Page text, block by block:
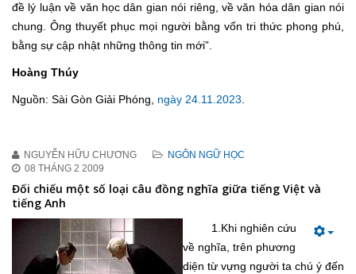
đề lý luận về văn học dân gian nói riêng, về văn hóa dân gian nói
chung. Ông thuyết phục mọi người bằng vốn tri thức phong phú,
bằng sự cập nhật những thông tin mới”.
Hoàng Thúy
Nguồn: Sài Gòn Giải Phóng, ngày 24.11.2023
NGUYỄN HỮU CHƯƠNG
NGÔN NGỮ HỌC
08 THÁNG 2 2009
Đối chiếu một số loại câu đồng nghĩa giữa tiếng Việt và
tiếng Anh
1.Khi nghiên cứu
về nghĩa, trên phương
diện từ vựng người ta chú ý đến